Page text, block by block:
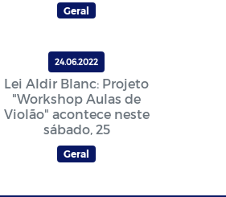
Geral
24.06.2022
Lei Aldir Blanc: Projeto
"Workshop Aulas de
Violão" acontece neste
sábado, 25
Geral